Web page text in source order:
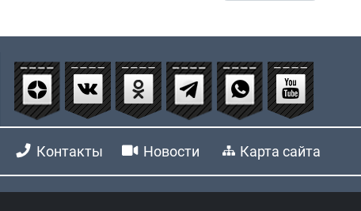
Контакты Новости Карта сайта